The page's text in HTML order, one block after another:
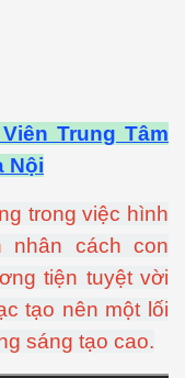
Trung Tâm
Nội
trong việc hình
nhân cách con
tiện tuyệt vời
tạo nên một lối
sáng tạo cao.